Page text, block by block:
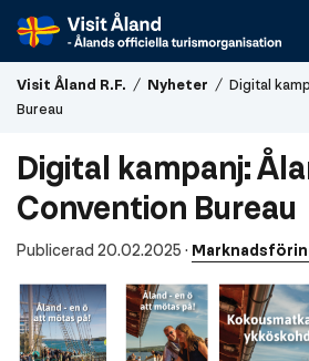
Visit
Åland
R.F.
Visit Åland R.F. / Nyheter / Digital
Bureau
Digital kampanj:
Convention Bureau
Publicerad 20.02.2025 ·